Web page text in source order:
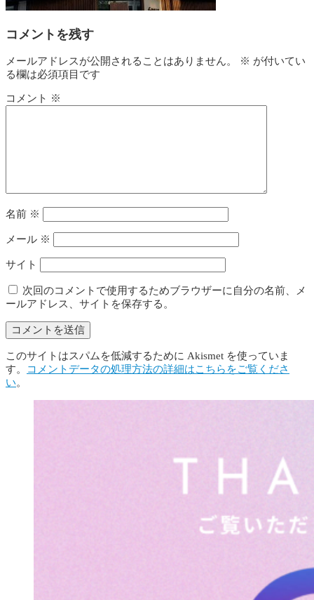
コメントを残す
メールアドレスが公開されることはありません。 ※ が付いてい
る欄は必須項目です
コメント ※
名前 ※
メール ※
サイト
次回のコメントで使用するためブラウザーに自分の名前、メ
ールアドレス、サイトを保存する。
このサイトはスパムを低減するために Akismet を使っていま
す。
コメントデータの処理方法の詳細はこちらをご覧くださ
い。